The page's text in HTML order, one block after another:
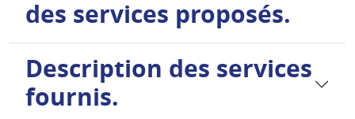
des services proposés.
Description des services
fournis.